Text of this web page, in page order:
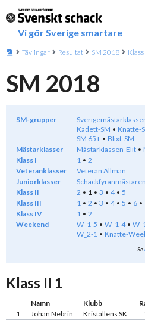
Vi gör Sverige smartare
Tävlingar Resultat SM 2018 Klass
SM 2018
SM-grupper
Kadett-SM
Knatte-
SM 65+
Blixt-SM
Mästarklasser
Mästarklassen-Elit
Klass I
1
2
Veteranklasser
Veteran Allmän
Juniorklasser
Schackfyranmästaren
Klass II
2 1 3 4
5
Klass III
1 2 3 4 5 6
Klass IV
1
2
Weekend
W_1-5 W_1-4
W_2-1
Knatte-
Se
Klass II 1
Namn Klubb
1
Johan Nebrin Kristallens SK